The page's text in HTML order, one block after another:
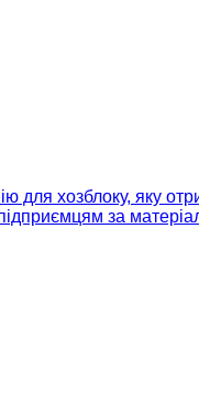
для хозблоку, яку
за